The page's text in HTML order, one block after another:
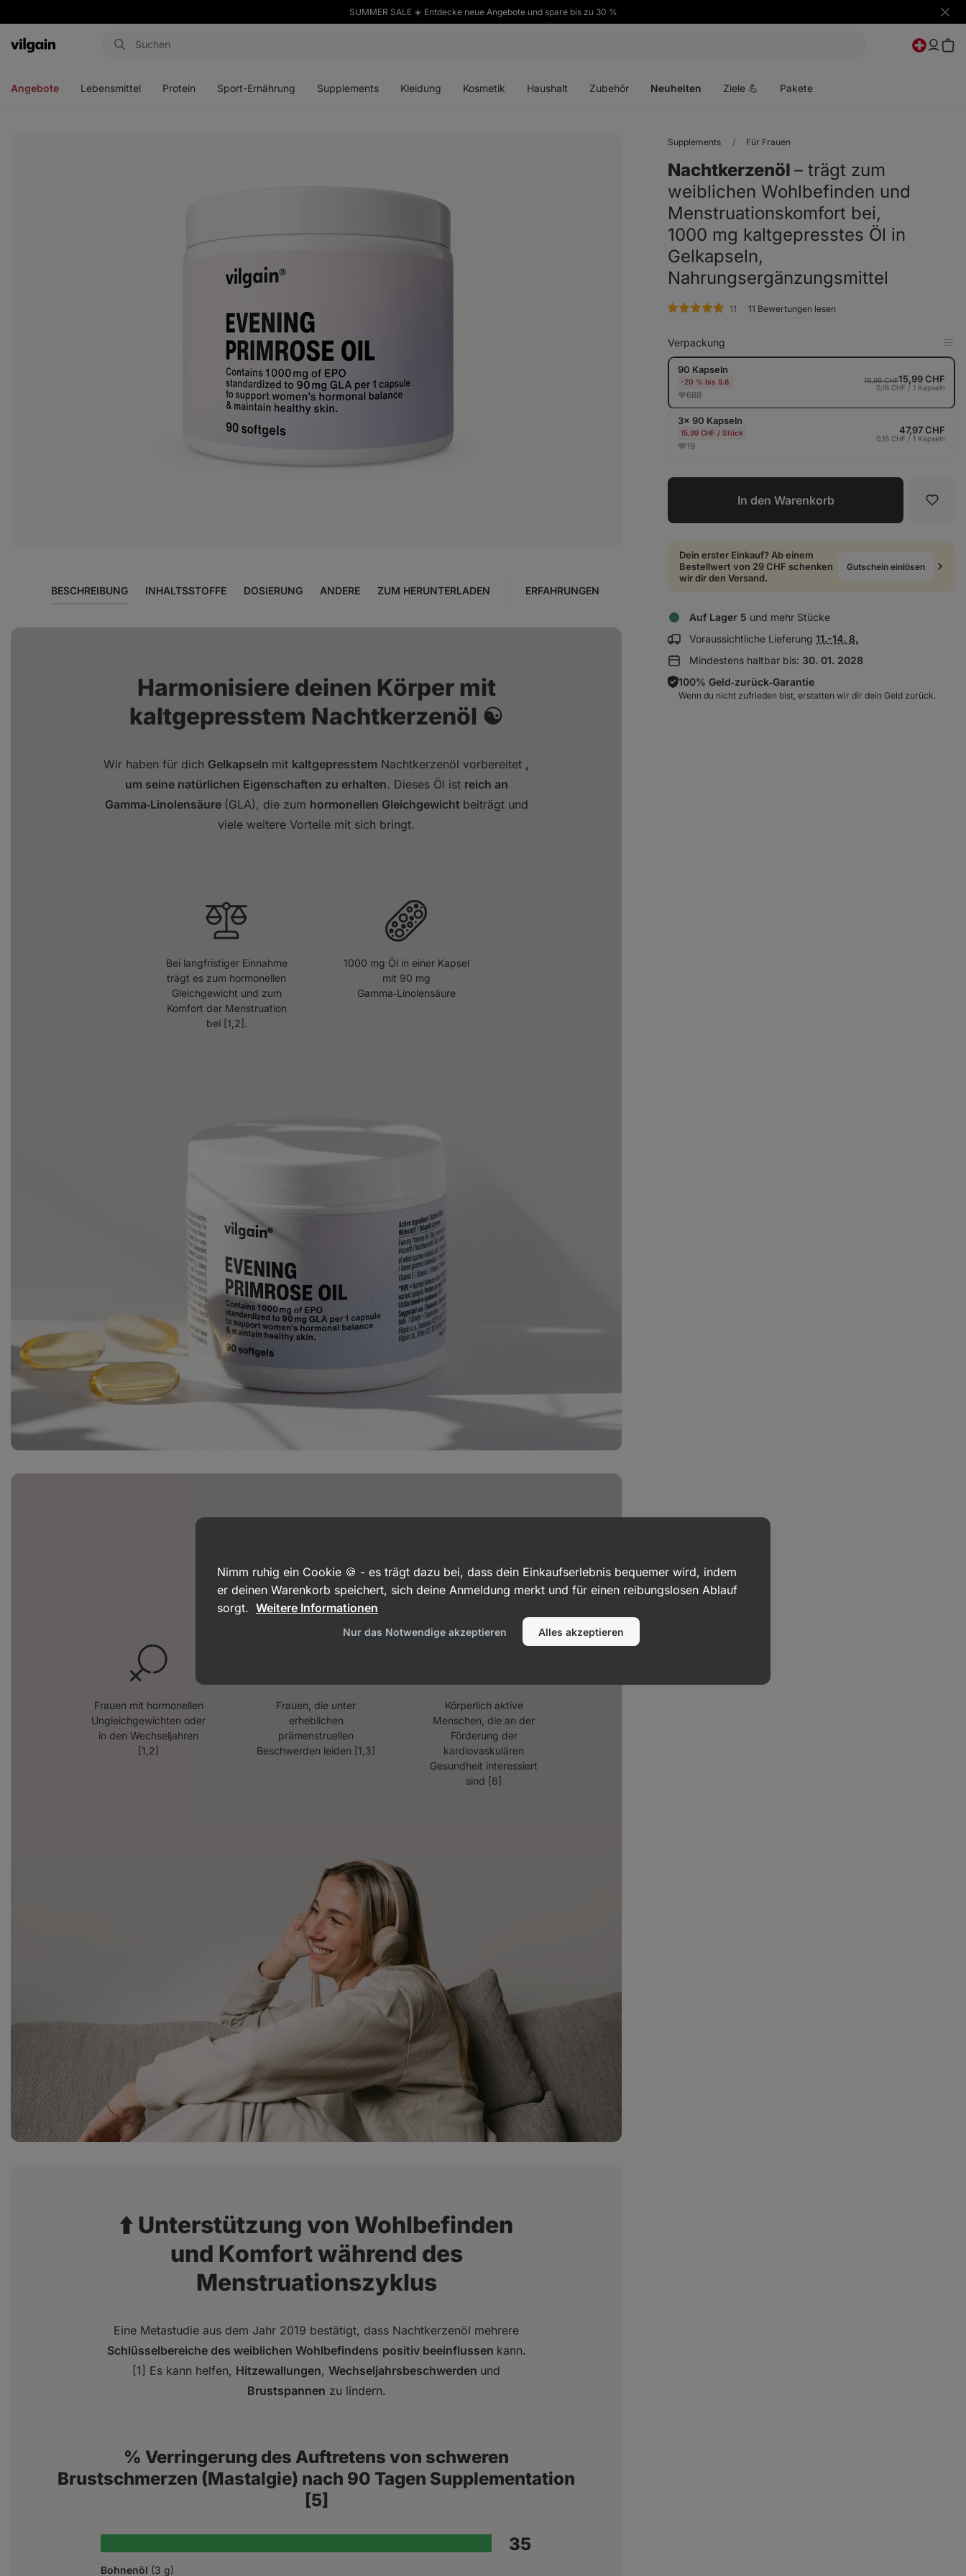
SUMMER SALE ☀️ Entdecke neue Angebote und spare bis zu 30 %
Aktin
Angebote Lebensmittel Protein Sport-Ernährung Supplements Kleidung Kosmetik Haushalt Zubehör Neuheiten Ziele 💪 Pakete
Supplements Für Frauen
Nachtkerzenöl ⁠–⁠ trägt zum
weiblichen Wohlbefinden und
Menstruationskomfort bei,
1000 mg kaltgepresstes Öl in
Gelkapseln,
Nahrungsergänzungsmittel
11 Bewertungen
11 Bewertungen lesen
Verpackung
in
90 Kapseln
-20 % bis 9.8.
688
19,99 CHF15,99 CHF
0,18 CHF / 1 Kapseln
3× 90 Kapseln
15,99 CHF / Stück
19
47,97 CHF
0,18 CHF / 1 Kapseln
In den Warenkorb
Dein erster Einkauf? Ab einem
Bestellwert von 29 CHF schenken
wir dir den Versand.
Gutschein einlösen
Auf Lager 5 und mehr Stücke
Voraussichtliche Lieferung Lieferinformationen
11.-14. 8.
Mindestens haltbar bis: 30. 01. 2028
100% Geld‑zurück‑Garantie
Wenn du nicht zufrieden bist, erstatten wir dir dein Geld zurück.
BESCHREIBUNG INHALTSSTOFFE DOSIERUNG ANDERE ZUM HERUNTERLADEN ERFAHRUNGEN
Harmonisiere deinen Körper mit
kaltgepresstem Nachtkerzenöl ☯️
Wir haben für dich Gelkapseln mit kaltgepresstem Nachtkerzenöl vorbereitet ,
um seine natürlichen Eigenschaften zu erhalten. Dieses Öl ist reich an
Gamma‑Linolensäure (GLA), die zum hormonellen Gleichgewicht beiträgt und
viele weitere Vorteile mit sich bringt.
Bei langfristiger Einnahme
trägt es zum hormonellen
Gleichgewicht und zum
Komfort der Menstruation
bei [1,2].
1000 mg Öl in einer Kapsel
mit 90 mg
Gamma‑Linolensäure
besonders geeignet?
Frauen mit hormonellen
Ungleichgewichten oder
in den Wechseljahren
[1,2]
Frauen, die unter
erheblichen
prämenstruellen
Beschwerden leiden [1,3]
Körperlich aktive
Menschen, die an der
Förderung der
kardiovaskulären
Gesundheit interessiert
sind [6]
⬆️ Unterstützung von Wohlbefinden
und Komfort während des
Menstruationszyklus
Eine Metastudie aus dem Jahr 2019 bestätigt, dass Nachtkerzenöl mehrere
Schlüsselbereiche des weiblichen Wohlbefindens positiv beeinflussen kann.
[1] Es kann helfen, Hitzewallungen, Wechseljahrsbeschwerden und
Brustspannen zu lindern.
% Verringerung des Auftretens von schweren
Brustschmerzen (Mastalgie) nach 90 Tagen Supplementation
[5]
Bohnenöl (3 g)
39
Nimm ruhig ein Cookie 🍪 - es trägt dazu bei, dass dein Einkaufserlebnis bequemer wird, indem
er deinen Warenkorb speichert, sich deine Anmeldung merkt und für einen reibungslosen Ablauf
sorgt. Weitere Informationen
Nur das Notwendige akzeptieren Alles akzeptieren